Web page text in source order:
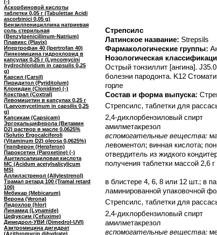
(-)
Аскорбиновой кислоты
таблетки 0,05 г (Tabulettae Acidi
ascorbinici 0,05 g)
Бензилпенициллина натриевая
соль стерильная
(Benzylpenicillinum-Natrium)
Плавикс (Plavix)
Ипертрофан 40 (Ipertrofan 40)
Линкомицина гидрохлорид в
капсулах 0,25 г (Lyncomycini
hydrochloridum in capsulis 0,25
g)
Карсил (Carsil)
Пиридитол (Pyriditolum)
Клонидин (Clonidine) (-)
Кокстрал (Coxtral)
Левомицетин в капсулах 0,25 г
(Laevomycetinum in capsilis 0,25
g)
Капсикам (Capsicam)
Эргокальциферола (Витамин
D2) раствор в масле 0,0625%
(Solutio Ergocalciferoli
(Vitaminum D2) oleosa 0,0625%)
Герпферон (Herpferon)
Пароксетин (Paroxetine) (-)
Ацетилсалициловая кислота
МС (Acidum acetylsalicylicum
MS)
Аллилэстренол (Allylestrenol)
Трамал ретард 100 (Tramal retard
100)
Мебикар (Mebicarum)
Верона (Verona)
Лидохлор (hlor)
Линамид (Lynamide)
Цефуксим (Cefuxime)
Димедрол-УВИ (Dimedrol-UVI)
Азитромицина дигидрат
(Azithromycin dihydrate)
Стрепсилс
Латинское название: Strepsils
Фармакологические группы:
Нозологическая
Острый тонзиллит [ангина].
болезни пародонта. K12
горле
Состав и форма выпуска:
Стрепсилс, таблетки для
2,4-дихлорбензиловый спирт
амилметакрезол
вспомогательные вещества:
левоментол; винная кислота;
отвердитель из жидкого
получения таблетки массой 2,6 г
в блистере 4, 6, 8 или 12 шт.; в
ламинированной упаковочной
Стрепсилс, таблетки для
2,4-дихлорбензиловый спирт
амилметакрезол
вспомогательные вещества: